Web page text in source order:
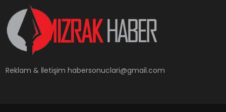
YAŞAM
Reklam & İletişimhabersonuclari@gmail.com